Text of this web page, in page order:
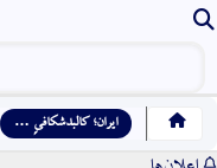
ایران؛ کالبدشکافیِ …